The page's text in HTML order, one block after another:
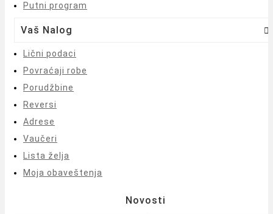
Putni program
Vaš Nalog 
Lični podaci
Povraćaji robe
Porudžbine
Reversi
Adrese
Vaučeri
Lista želja
Moja obaveštenja
Novosti